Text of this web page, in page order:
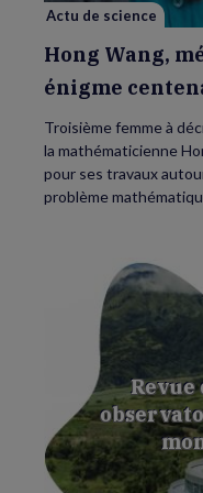
Actu de science
Hong Wang,
énigme
Troisième femme à
la mathématicienne
pour ses travaux
problème
Revue